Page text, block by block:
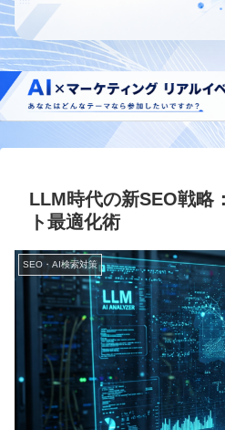
LLM時代の新SEO戦略
ト最適化術
SEO・AI検索対策